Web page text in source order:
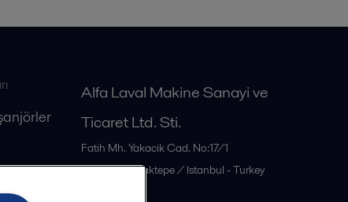
Alfa Laval Makine Sanayi ve
Ticaret Ltd. Sti.
Fatih Mh. Yakacik Cad. No:17/1
34885Sancaktepe / Istanbul - Turkey